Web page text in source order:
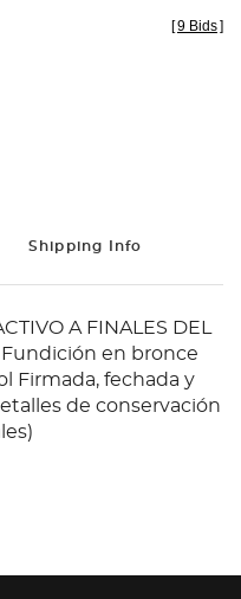
[9 Bids]
Shipping Info
A FINALES DEL
Fundición en bronce
Firmada, fechada y
de conservación